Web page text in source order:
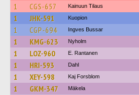
1 CGS-657 Kainuun Tilaus
1 JHK-591 Kuopion
1 CGP-694 Ingves Bussar
1 KMG-623 Nyholm
1 LOZ-960 E. Rantanen
1 HRI-593 Dahl
1 XEY-598 Kaj Forsblom
1 GKM-347 Mäkela